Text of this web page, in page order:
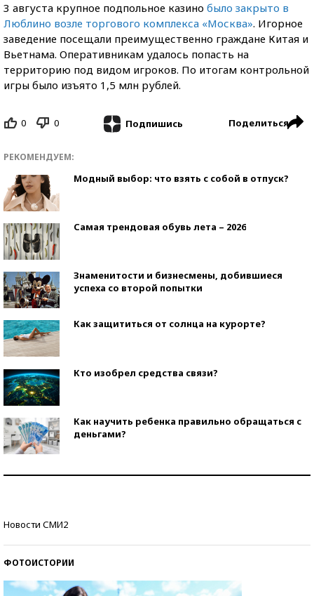
3 августа крупное подпольное казино было закрыто в
Люблино возле торгового комплекса «Москва». Игорное
заведение посещали преимущественно граждане Китая и
Вьетнама. Оперативникам удалось попасть на
территорию под видом игроков. По итогам контрольной
игры было изъято 1,5 млн рублей.
0 0 Подпишись Поделиться
РЕКОМЕНДУЕМ:
Модный выбор: что взять с собой в отпуск?
Самая трендовая обувь лета – 2026
Знаменитости и бизнесмены, добившиеся
успеха со второй попытки
Как защититься от солнца на курорте?
Кто изобрел средства связи?
Как научить ребенка правильно обращаться с
деньгами?
Новости СМИ2
ФОТОИСТОРИИ